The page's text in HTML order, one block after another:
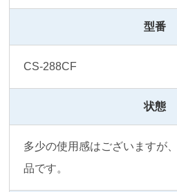
型番
CS-288CF
状態
多少の使用感はございますが
品です。